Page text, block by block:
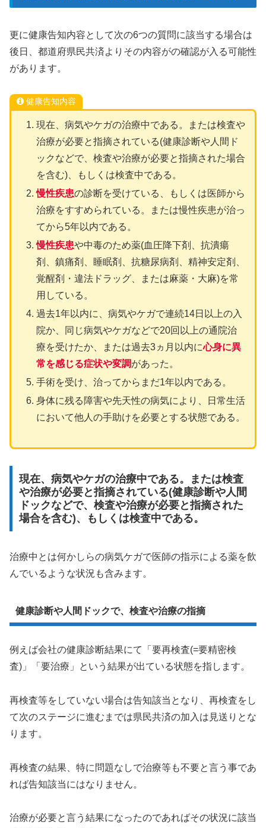
更に健康告知内容として次の6つの質問に該当する場合は
後日、都道府県民共済よりその内容がの確認が入る可能性
があります。
健康告知内容
現在、病気やケガの治療中である。または検査や
治療が必要と指摘されている(健康診断や人間ド
ックなどで、検査や治療が必要と指摘された場合
を含む)、もしくは検査中である。
慢性疾患の診断を受けている、もしくは医師から
治療をすすめられている。または慢性疾患が治っ
てから5年以内である。
慢性疾患や中毒のため薬(血圧降下剤、抗潰瘍
剤、鎮痛剤、睡眠剤、抗糖尿病剤、精神安定剤、
覚醒剤・違法ドラッグ、または麻薬・大麻)を常
用している。
過去1年以内に、病気やケガで連続14日以上の入
院か、同じ病気やケガなどで20回以上の通院治
療を受けたか、または過去3ヵ月以内に心身に異
常を感じる症状や変調があった。
手術を受け、治ってからまだ1年以内である。
身体に残る障害や先天性の病気により、日常生活
において他人の手助けを必要とする状態である。
現在、病気やケガの治療中である。または検査
や治療が必要と指摘されている(健康診断や人間
ドックなどで、検査や治療が必要と指摘された
場合を含む)、もしくは検査中である。
治療中とは何かしらの病気ケガで医師の指示による薬を飲
んでいるような状況も含みます。
健康診断や人間ドックで、検査や治療の指摘
例えば会社の健康診断結果にて「要再検査(=要精密検
査)」「要治療」という結果が出ている状態を指します。
再検査等をしていない場合は告知該当となり、再検査をし
て次のステージに進むまでは県民共済の加入は見送りとな
ります。
再検査の結果、特に問題なしで治療等も不要と言う事であ
れば告知該当にはなりません。
治療が必要と言う結果になったのであればその状況に該当